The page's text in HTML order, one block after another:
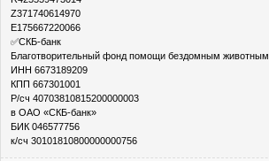
Z371740614970
E175667220066
✅СКБ-банк
Благотворительный фонд помощи бездомным животным
ИНН 6673189209
КПП 667301001
Р/сч 40703810815200000003
в ОАО «СКБ-банк»
БИК 046577756
к/сч 30101810800000000756